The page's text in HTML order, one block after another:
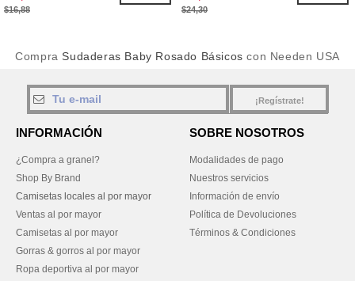
$16,88 $24,30
Compra Sudaderas Baby Rosado Básicos con Needen USA
¡Regístrate!
INFORMACIÓN
¿Compra a granel?
Shop By Brand
Camisetas locales al por mayor
Ventas al por mayor
Camisetas al por mayor
Gorras & gorros al por mayor
Ropa deportiva al por mayor
SOBRE NOSOTROS
Modalidades de pago
Nuestros servicios
Información de envío
Política de Devoluciones
Términos & Condiciones